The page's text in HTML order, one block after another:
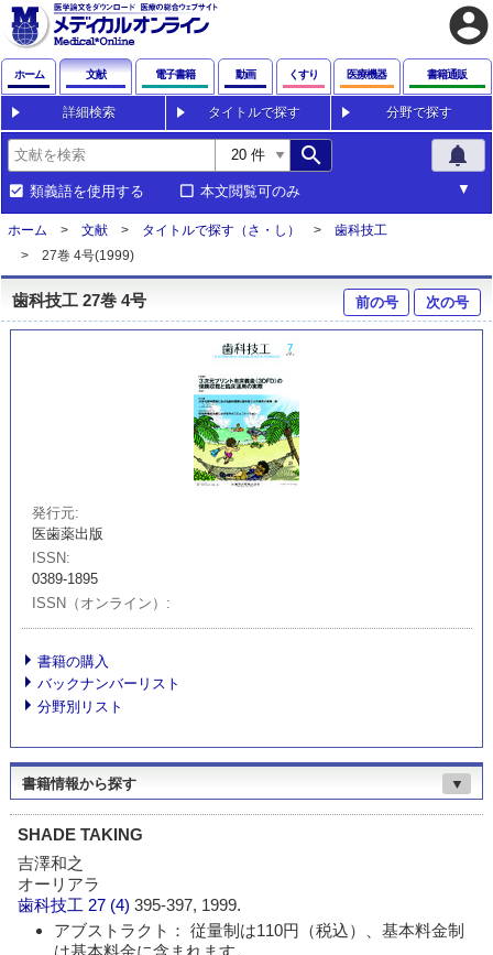
account_circle
ホーム 文献 電子書籍 動画 くすり 医療機器 書籍通販
詳細検索 タイトルで探す 分野で探す
search notifications
類義語を使用する 本文閲覧可のみ
ホーム 文献 タイトルで探す（さ・し）
歯科技工
27巻 4号(1999)
歯科技工 27巻 4号 前の号 次の号
発行元
医歯薬出版
ISSN
0389-1895
ISSN（オンライン）
書籍の購入
バックナンバーリスト
分野別リスト
書籍情報から探す ▼
SHADE TAKING
吉澤和之
オーリアラ
歯科技工 27 (4)395-397, 1999.
アブストラクト： 従量制は110円（税込）、基本料金制